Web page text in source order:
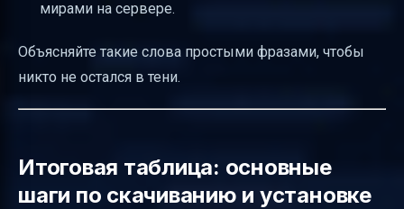
мирами на сервере.
Объясняйте такие слова простыми фразами, чтобы
никто не остался в тени.
Итоговая таблица: основные
шаги по скачиванию и установке